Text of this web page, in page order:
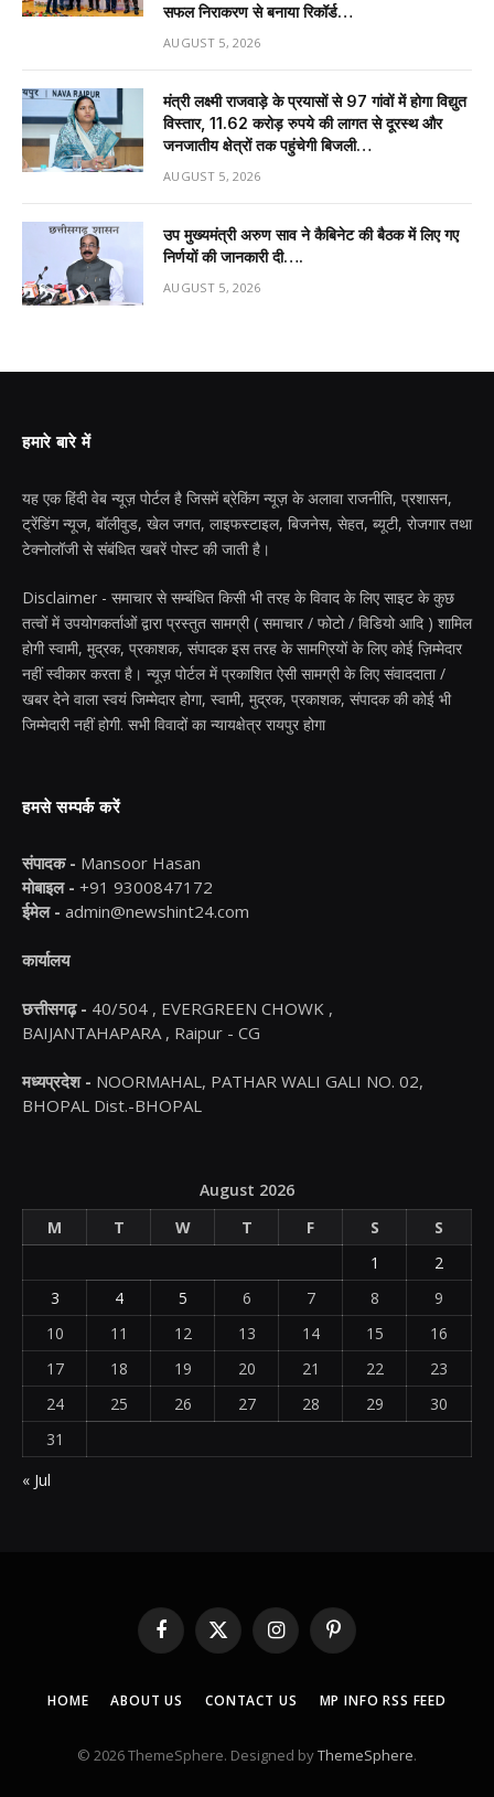
सफल निराकरण से बनाया रिकॉर्ड…
AUGUST 5, 2026
मंत्री लक्ष्मी राजवाड़े के प्रयासों से 97 गांवों में होगा विद्युत
विस्तार, 11.62 करोड़ रुपये की लागत से दूरस्थ और
जनजातीय क्षेत्रों तक पहुंचेगी बिजली…
AUGUST 5, 2026
उप मुख्यमंत्री अरुण साव ने कैबिनेट की बैठक में लिए गए
निर्णयों की जानकारी दी….
AUGUST 5, 2026
हमारे बारे में
यह एक हिंदी वेब न्यूज़ पोर्टल है जिसमें ब्रेकिंग न्यूज़ के अलावा राजनीति, प्रशासन,
ट्रेंडिंग न्यूज, बॉलीवुड, खेल जगत, लाइफस्टाइल, बिजनेस, सेहत, ब्यूटी, रोजगार तथा
टेक्नोलॉजी से संबंधित खबरें पोस्ट की जाती है।
Disclaimer - समाचार से सम्बंधित किसी भी तरह के विवाद के लिए साइट के कुछ
तत्वों में उपयोगकर्ताओं द्वारा प्रस्तुत सामग्री ( समाचार / फोटो / विडियो आदि ) शामिल
होगी स्वामी, मुद्रक, प्रकाशक, संपादक इस तरह के सामग्रियों के लिए कोई ज़िम्मेदार
नहीं स्वीकार करता है। न्यूज़ पोर्टल में प्रकाशित ऐसी सामग्री के लिए संवाददाता /
खबर देने वाला स्वयं जिम्मेदार होगा, स्वामी, मुद्रक, प्रकाशक, संपादक की कोई भी
जिम्मेदारी नहीं होगी. सभी विवादों का न्यायक्षेत्र रायपुर होगा
हमसे सम्पर्क करें
संपादक - Mansoor Hasan
मोबाइल - +91 9300847172
ईमेल - admin@newshint24.com
कार्यालय
छत्तीसगढ़ - 40/504 , EVERGREEN CHOWK ,
BAIJANTAHAPARA , Raipur - CG
मध्यप्रदेश - NOORMAHAL, PATHAR WALI GALI NO. 02,
BHOPAL Dist.-BHOPAL
August 2026
M
T W T F S
S
1
2
3
4 5 6 7 8
9
10
11 12 13 14 15
16
17
18 19 20 21 22
23
24
25 26 27 28 29
30
31
« Jul
Facebook
X
(Twitter)
InstagramPinterest
HOME ABOUT US CONTACT US MP INFO RSS FEED
© 2026 ThemeSphere. Designed byThemeSphere.